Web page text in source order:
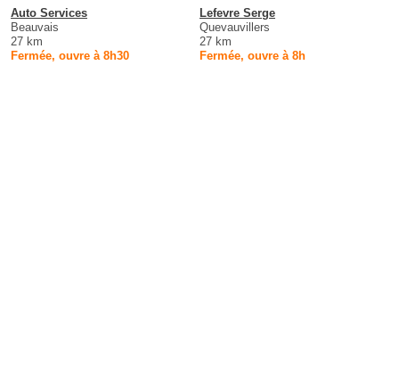
Auto Services
Beauvais
27 km
Fermée, ouvre à 8h30
Lefevre Serge
Quevauvillers
27 km
Fermée, ouvre à 8h